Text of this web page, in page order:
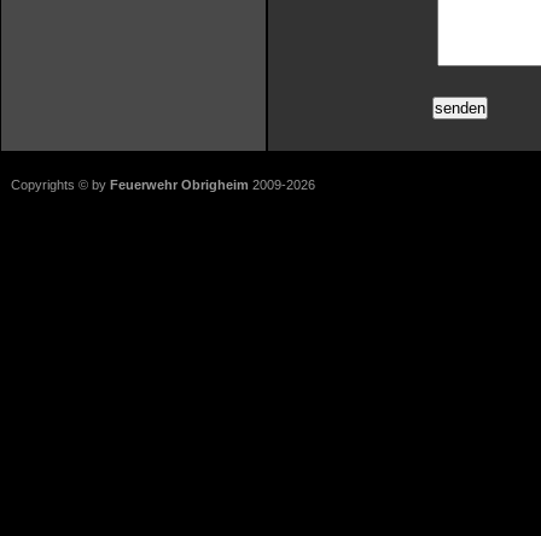
Copyrights © by Feuerwehr Obrigheim 2009-2026